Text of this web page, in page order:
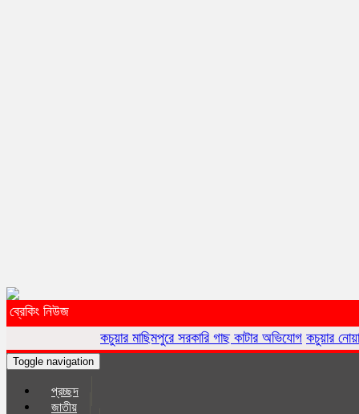
ব্রেকিং নিউজ
কচুয়ার মাছিমপুরে সরকারি গাছ কাটার অভিযোগ কচুয়ার নোয়াগাঁওয়ে জোরপূর্বক
Toggle navigation
প্রচ্ছদ
জাতীয়